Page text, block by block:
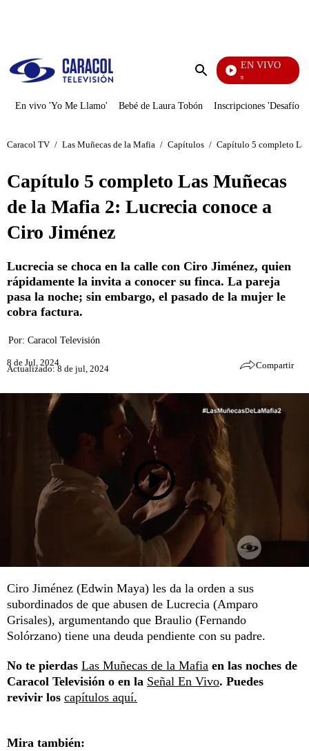
Enviar
EN VIVO
Pura Diversión
En vivo 'Yo Me Llamo' Bebé de Laura Tobón Inscripciones 'Desafío'
Caracol TV / Las Muñecas de la Mafia / Capítulos / Capítulo 5 completo
Capítulo 5 completo Las Muñecas
de la Mafia 2: Lucrecia conoce a
Ciro Jiménez
Lucrecia se choca en la calle con Ciro Jiménez, quien
rápidamente la invita a conocer su finca. La pareja
pasa la noche; sin embargo, el pasado de la mujer le
cobra factura.
Por: Caracol Televisión
8 de Jul, 2024
Actualizado: 8 de jul, 2024 Compartir
Ciro Jiménez (Edwin Maya) les da la orden a sus
subordinados de que abusen de Lucrecia (Amparo
Grisales), argumentando que Braulio (Fernando
Solórzano) tiene una deuda pendiente con su padre.
No te pierdas Las Muñecas de la Mafia en las noches de
Caracol Televisión o en la Señal En Vivo. Puedes
revivir los capítulos aquí.
Mira también: